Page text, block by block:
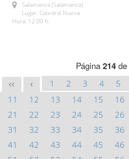
Salamanca (Salamanca)
Lugar: Catedral Nueva
Hora: 12:00 h.
Página 214de
<< < 1 2 3 4 5
11
12 13 14 15 16
21
22 23 24 25 26
31
32 33 34 35 36
41
42 43 44 45 46